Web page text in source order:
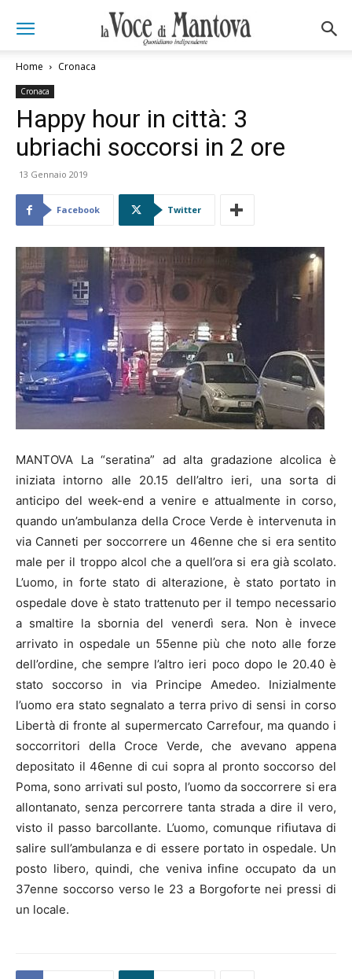
Home Cronaca
Cronaca
Happy hour in città: 3
ubriachi soccorsi in 2 ore
13 Gennaio 2019
Facebook Twitter
MANTOVA La “seratina” ad alta gradazione alcolica è
iniziata intorno alle 20.15 dell’altro ieri, una sorta di
anticipo del week-end a venire e attualmente in corso,
quando un’ambulanza della Croce Verde è intervenuta in
via Canneti per soccorrere un 46enne che si era sentito
male per il troppo alcol che a quell’ora si era già scolato.
L’uomo, in forte stato di alterazione, è stato portato in
ospedale dove è stato trattenuto per il tempo necessario
a smaltire la sbornia del venerdì sera. Non è invece
arrivato in ospedale un 55enne più che noto alle forze
dell’ordine, che sempre l’altro ieri poco dopo le 20.40 è
stato soccorso in via Principe Amedeo. Inizialmente
l’uomo era stato segnalato a terra privo di sensi in corso
Libertà di fronte al supermercato Carrefour, ma quando i
soccorritori della Croce Verde, che avevano appena
depositato il 46enne di cui sopra al pronto soccorso del
Poma, sono arrivati sul posto, l’uomo da soccorrere si era
allontanato, senza percorrere tanta strada a dire il vero,
visto il passo barcollante. L’uomo, comunque rifiutava di
salire sull’ambulanza e di essere portato in ospedale. Un
posto libero, quindi, che veniva infine occupato da un
37enne soccorso verso le 23 a Borgoforte nei pressi di
un locale.